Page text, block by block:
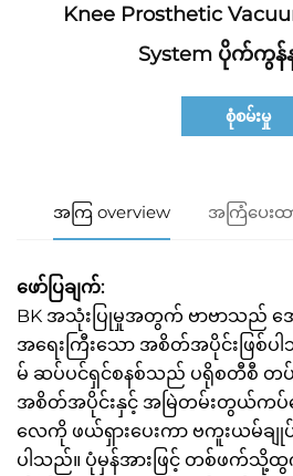
Knee Prosthetic
System ပိုက်ကွ
စုံစမ်းမှု
အကြ overview အကြံပေး
ဖော်ပြချက်:
BK အသုံးပြုမှုအတွက် ဗာဗာသည်
အရေးကြီးသော အစိတ်အပိုင်းဖြစ်ပ
မ် ဆပ်ပင်ရှင်စနစ်သည် ပရိုစတီစီ
အစိတ်အပိုင်းနှင့် အမြဲတမ်းတွယ်ကပ်
လေကို ဖယ်ရှားပေးကာ ဗကူးယမ်ချု
ပါသည်။ ပုံမှန်အားဖြင့် တစ်ဖက်သို့